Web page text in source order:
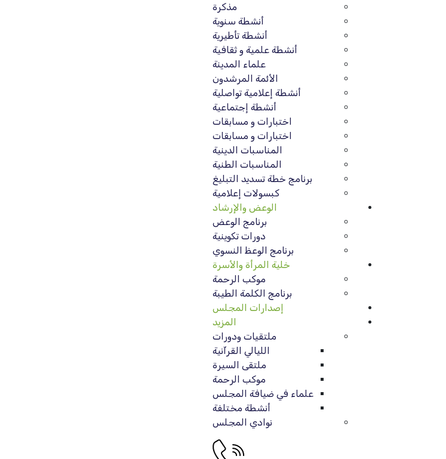
مذكرة
أنشطة سنوية
أنشطة تأطيرية
أنشطة علمية و ثقافية
علماء المدينة
الأئمة المرشدون
أنشطة إعلامية تواصلية
أنشطة إجتماعية
اختبارات و مسابقات
اختبارات و مسابقات
المناسبات الدينية
المناسبات الطنية
برنامج خطة تسديد التبليغ
كبسولات إعلامية
الوعض والإرشاد
برنامج الوعض
دورات تكوينية
برنامج الوعظ النسوي
خلية المرأة والأسرة
موكب الرحمة
برنامج الكلمة الطيبة
إصدارات المجلس
المزيد
ملتقيات ودورات
الليالي القرآنية
ملتقى السيرة
موكب الرحمة
علماء في ضيافة المجلس
أنشطة مختلفة
نوادي المجلس